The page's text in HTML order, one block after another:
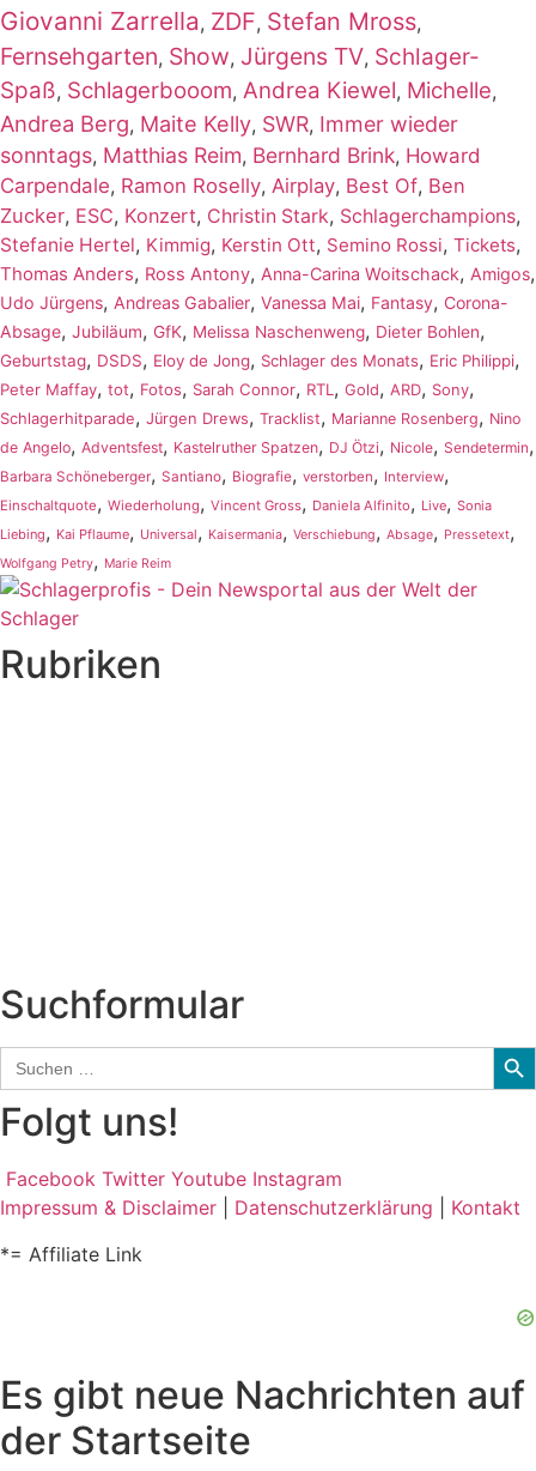
Giovanni Zarrella, ZDF, Stefan Mross,
Fernsehgarten, Show, Jürgens TV, Schlager-
Spaß, Schlagerbooom, Andrea Kiewel, Michelle,
Andrea Berg, Maite Kelly, SWR, Immer wieder
sonntags, Matthias Reim, Bernhard Brink, Howard
Carpendale, Ramon Roselly, Airplay, Best Of, Ben
Zucker, ESC, Konzert, Christin Stark, Schlagerchampions,
Stefanie Hertel, Kimmig, Kerstin Ott, Semino Rossi, Tickets,
Thomas Anders, Ross Antony, Anna-Carina Woitschack, Amigos,
Udo Jürgens, Andreas Gabalier, Vanessa Mai, Fantasy, Corona-
Absage, Jubiläum, GfK, Melissa Naschenweng, Dieter Bohlen,
Geburtstag, DSDS, Eloy de Jong, Schlager des Monats, Eric Philippi,
Peter Maffay, tot, Fotos, Sarah Connor, RTL , Gold, ARD, Sony,
Schlagerhitparade, Jürgen Drews, Tracklist, Marianne Rosenberg, Nino
de Angelo, Adventsfest, Kastelruther Spatzen, DJ Ötzi, Nicole, Sendetermin,
Barbara Schöneberger, Santiano, Biografie, verstorben, Interview,
Einschaltquote, Wiederholung, Vincent Gross, Daniela Alfinito, Live, Sonia
Liebing, Kai Pflaume, Universal, Kaisermania, Verschiebung, Absage, Pressetext,
Wolfgang Petry, Marie Reim
Rubriken
Suchformular
Search
for:
Folgt uns!
Facebook Twitter Youtube Instagram
Impressum & Disclaimer
Datenschutzerklärung
Kontakt
*= Affiliate Link
Es gibt neue Nachrichten auf
der Startseite